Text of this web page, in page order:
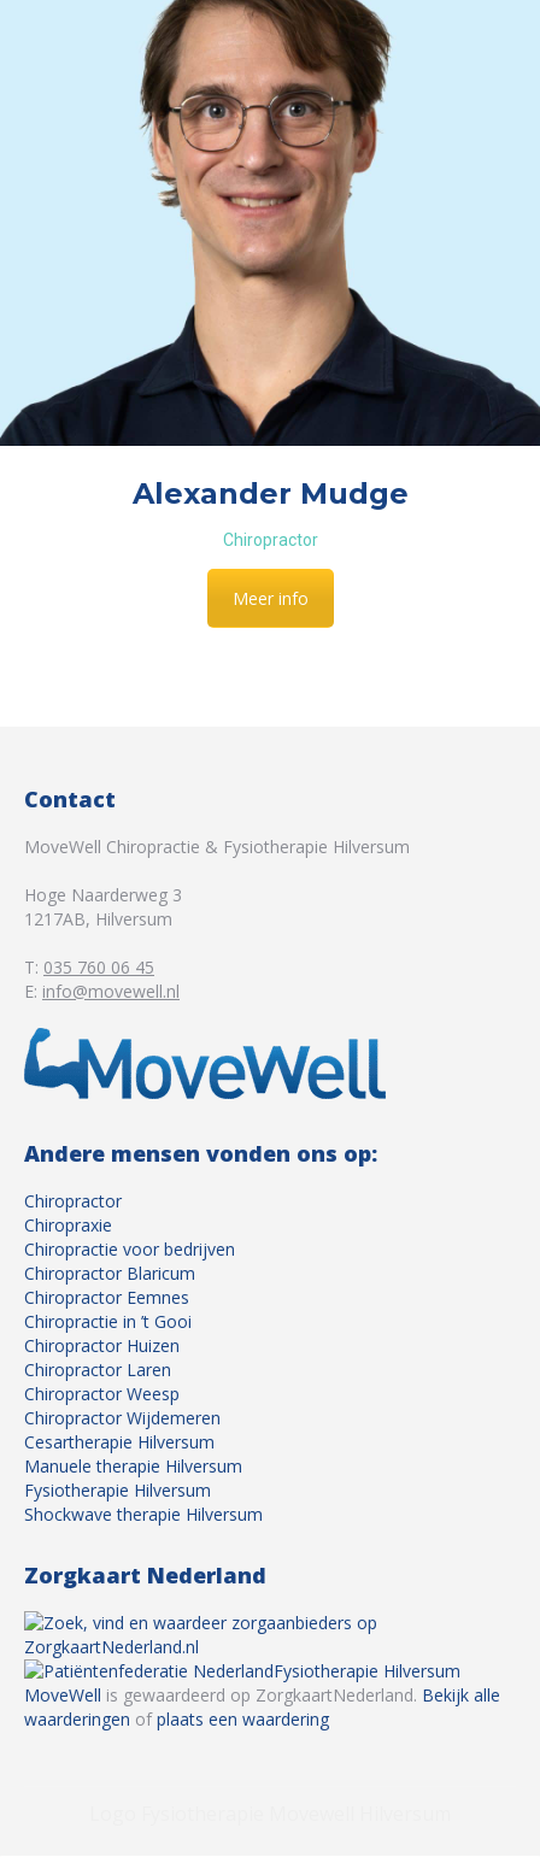
Alexander Mudge
Chiropractor
Meer info
Contact
MoveWell Chiropractie & Fysiotherapie Hilversum
Hoge Naarderweg 3
1217AB, Hilversum
T: 035 760 06 45
E: info@movewell.nl
Andere mensen vonden ons op:
Chiropractor
Chiropraxie
Chiropractie voor bedrijven
Chiropractor Blaricum
Chiropractor Eemnes
Chiropractie in ’t Gooi
Chiropractor Huizen
Chiropractor Laren
Chiropractor Weesp
Chiropractor Wijdemeren
Cesartherapie Hilversum
Manuele therapie Hilversum
Fysiotherapie Hilversum
Shockwave therapie Hilversum
Zorgkaart Nederland
Fysiotherapie Hilversum
MoveWell is gewaardeerd op ZorgkaartNederland. Bekijk alle
waarderingen ofplaats een waardering